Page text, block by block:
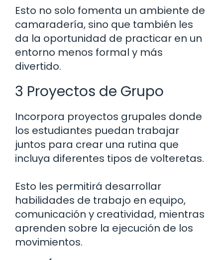
Esto no solo fomenta un ambiente de
camaradería, sino que también les
da la oportunidad de practicar en un
entorno menos formal y más
divertido.
3 Proyectos de Grupo
Incorpora proyectos grupales donde
los estudiantes puedan trabajar
juntos para crear una rutina que
incluya diferentes tipos de volteretas.
Esto les permitirá desarrollar
habilidades de trabajo en equipo,
comunicación y creatividad, mientras
aprenden sobre la ejecución de los
movimientos.